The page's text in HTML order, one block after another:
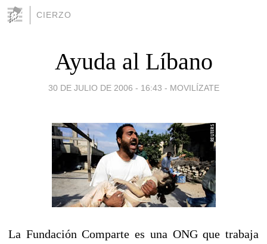
CIERZO
Ayuda al Líbano
30 DE JULIO DE 2006 - 16:43 - MOVILÍZATE
La Fundación Comparte es una ONG que trabaja